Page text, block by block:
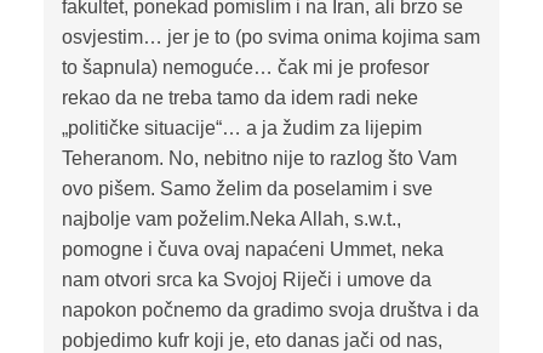
fakultet, ponekad pomislim i na Iran, ali brzo se
osvjestim… jer je to (po svima onima kojima sam
to šapnula) nemoguće… čak mi je profesor
rekao da ne treba tamo da idem radi neke
„političke situacije“… a ja žudim za lijepim
Teheranom. No, nebitno nije to razlog što Vam
ovo pišem. Samo želim da poselamim i sve
najbolje vam poželim.Neka Allah, s.w.t.,
pomogne i čuva ovaj napaćeni Ummet, neka
nam otvori srca ka Svojoj Riječi i umove da
napokon počnemo da gradimo svoja društva i da
pobjedimo kufr koji je, eto danas jači od nas,